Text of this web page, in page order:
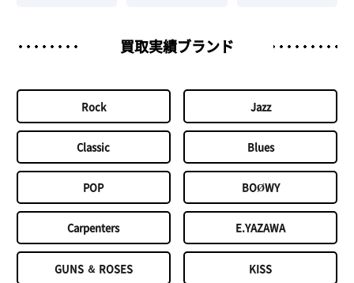
買取実績ブランド
Rock Jazz
Classic Blues
POP BOØWY
Carpenters E.YAZAWA
GUNS ＆ ROSES KISS